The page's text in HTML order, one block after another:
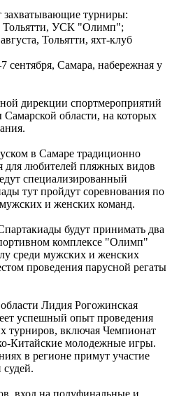
транспорт в день матча КС
дачных автобусов №
Самарской области
летом
"заброшки" 7 августа
размещения эмблем
бюллетенях
ограничения по купанию на
выдающимся жителям
и проезды
бесплатных тренировок 8
захватывающие турниры:
Тольятти, УСК "Олимп";
Тольятти, яхт-клуб
сентября, Самара, набережная у
дирекции спортмероприятий
области, на которых
в Самаре традиционно
для любителей пляжных видов
специализированный
тут пройдут соревнования по
и женских команд.
будут принимать два
комплексе "Олимп"
среди мужских и женских
проведения парусной регаты
Лидия Рогожинская
успешный опыт проведения
турниров, включая Чемпионат
Китайские молодежные игры.
в регионе примут участие
судей.
вход на полуфинальные и